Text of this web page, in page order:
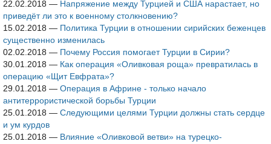
22.02.2018 — Напряжение между Турцией и США нарастает, но
приведёт ли это к военному столкновению?
15.02.2018 — Политика Турции в отношении сирийских беженцев
существенно изменилась
02.02.2018 — Почему Россия помогает Турции в Сирии?
30.01.2018 — Как операция «Оливковая роща» превратилась в
операцию «Щит Евфрата»?
29.01.2018 — Операция в Африне - только начало
антитеррористической борьбы Турции
25.01.2018 — Следующими целями Турции должны стать сердце
и ум курдов
25.01.2018 — Влияние «Оливковой ветви» на турецко-